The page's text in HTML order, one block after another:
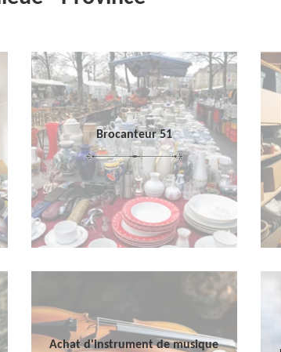
Brocanteur 51
Achat d'instrument de musique